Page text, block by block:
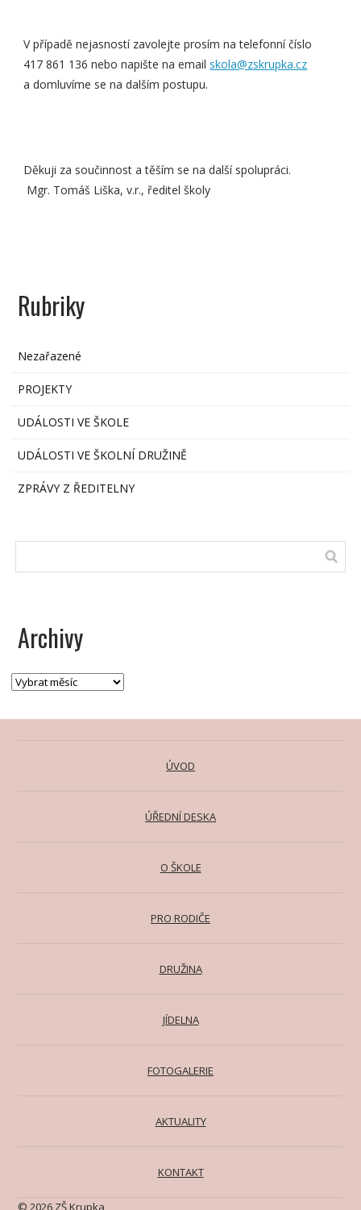
V případě nejasností zavolejte prosím na telefonní číslo
417 861 136 nebo napište na email skola@zskrupka.cz
a domluvíme se na dalším postupu.
Děkuji za součinnost a těším se na další spolupráci.
Mgr. Tomáš Liška, v.r., ředitel školy
Rubriky
Nezařazené
PROJEKTY
UDÁLOSTI VE ŠKOLE
UDÁLOSTI VE ŠKOLNÍ DRUŽINĚ
ZPRÁVY Z ŘEDITELNY
Archivy
ÚVOD
ÚŘEDNÍ DESKA
O ŠKOLE
PRO RODIČE
DRUŽINA
JÍDELNA
FOTOGALERIE
AKTUALITY
KONTAKT
© 2026 ZŠ Krupka